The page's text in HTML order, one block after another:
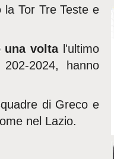
Tor Tre Teste e
una voltal'ultimo
2024, hanno
di Greco e
nel Lazio.